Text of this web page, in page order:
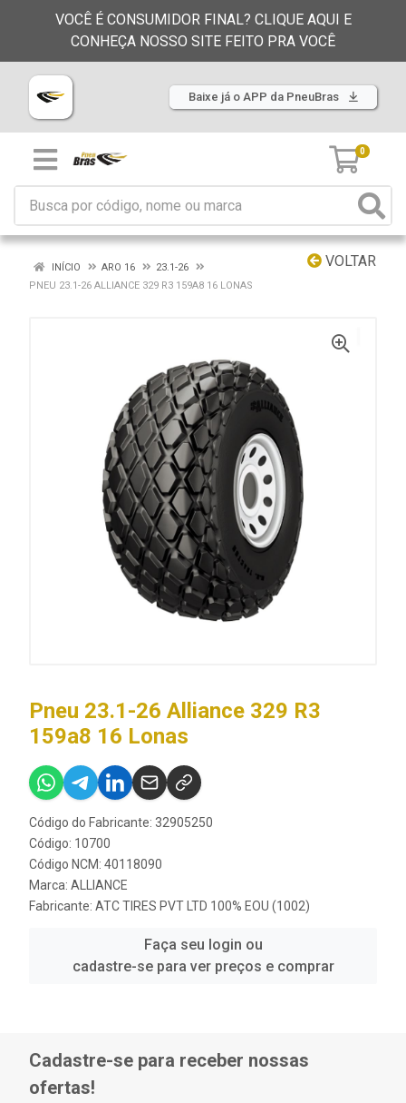
VOCÊ É CONSUMIDOR FINAL? CLIQUE AQUI E
CONHEÇA NOSSO SITE FEITO PRA VOCÊ
Baixe já o APP da PneuBras
0
VOLTAR
INÍCIO ARO 16
23.1-26
PNEU 23.1-26 ALLIANCE 329 R3 159A8 16 LONAS
Pneu 23.1-26 Alliance 329 R3
159a8 16 Lonas
Código do Fabricante: 32905250
Código: 10700
Código NCM: 40118090
Marca: ALLIANCE
Fabricante: ATC TIRES PVT LTD 100% EOU (1002)
Faça seu login ou
cadastre-se para ver preços e comprar
Cadastre-se para receber nossas
ofertas!